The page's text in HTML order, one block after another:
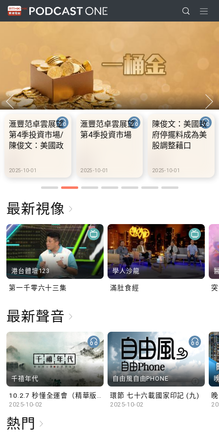
滙豐范卓雲展望
第4季投資市場/
陳俊文：美國政
股調整藉口
2025-10-01
滙豐范卓雲展望
第4季投資市場
2025-10-01
陳俊文：美國政
府停擺料成為美
股調整藉口
2025-10-01
最新視像
港台體壇123
第一千零六十三集
學人沙龍
滿肚食經
最新聲音
千禧年代
2025-10-02
自由風自由PHONE
環節 七十六載國家印記 (九)
2025-10-02
熱門